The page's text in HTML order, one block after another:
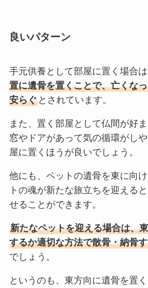
良いパターン
手元供養として部屋に置く場合は
置に遺骨を置くことで、亡くな
安らぐとされています。
また、置く部屋として仏間が好ま
窓やドアがあって気の循環がし
屋に置くほうが良いでしょう。
他にも、ペットの遺骨を東に向
トの魂が新たな旅立ちを迎える
せることができます。
新たなペットを迎える場合は、
するか適切な方法で散骨・納骨
でしょう。
というのも、東方向に遺骨を置